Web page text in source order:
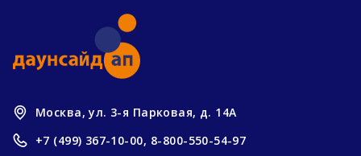
Москва, ул. 3-я Парковая, д. 14А
+7 (499) 367-10-00, 8-800-550-54-97